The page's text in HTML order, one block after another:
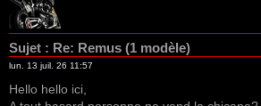
Sujet : Re: Remus (1 modèle)
lun. 13 juil. 26 11:57
Hello hello ici,